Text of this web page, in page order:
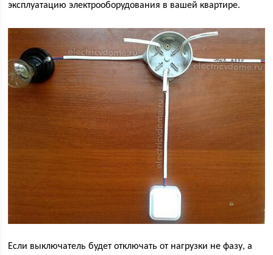
эксплуатацию электрооборудования в вашей квартире.
Если выключатель будет отключать от нагрузки не фазу, а